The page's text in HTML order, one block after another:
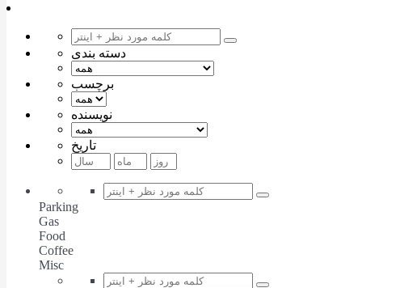
دسته بندی
برچسب
نویسنده
تاریخ
Parking
Gas
Food
Coffee
Misc